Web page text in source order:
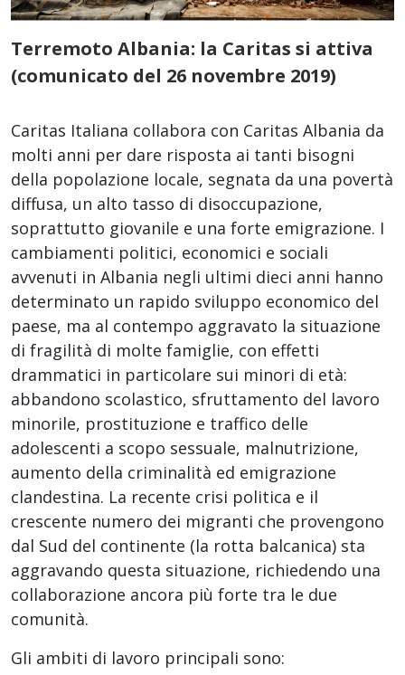
Terremoto Albania: la Caritas si attiva
(comunicato del 26 novembre 2019)
Caritas Italiana collabora con Caritas Albania da
molti anni per dare risposta ai tanti bisogni
della popolazione locale, segnata da una povertà
diffusa, un alto tasso di disoccupazione,
soprattutto giovanile e una forte emigrazione. I
cambiamenti politici, economici e sociali
avvenuti in Albania negli ultimi dieci anni hanno
determinato un rapido sviluppo economico del
paese, ma al contempo aggravato la situazione
di fragilità di molte famiglie, con effetti
drammatici in particolare sui minori di età:
abbandono scolastico, sfruttamento del lavoro
minorile, prostituzione e traffico delle
adolescenti a scopo sessuale, malnutrizione,
aumento della criminalità ed emigrazione
clandestina. La recente crisi politica e il
crescente numero dei migranti che provengono
dal Sud del continente (la rotta balcanica) sta
aggravando questa situazione, richiedendo una
collaborazione ancora più forte tra le due
comunità.
Gli ambiti di lavoro principali sono: